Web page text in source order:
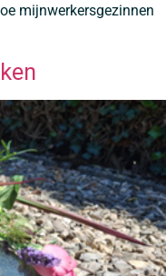
mijnwerkersgezinnen